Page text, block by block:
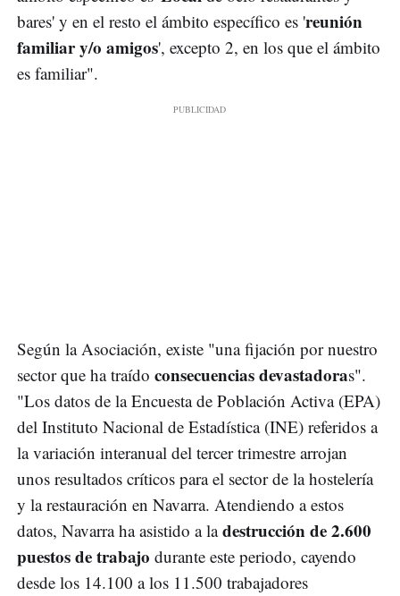
bares' y en el resto el ámbito específico es 'reunión
familiar y/o amigos', excepto 2, en los que el ámbito
es familiar".
Según la Asociación, existe "una fijación por nuestro
sector que ha traído consecuencias devastadoras".
"Los datos de la Encuesta de Población Activa (EPA)
del Instituto Nacional de Estadística (INE) referidos a
la variación interanual del tercer trimestre arrojan
unos resultados críticos para el sector de la hostelería
y la restauración en Navarra. Atendiendo a estos
datos, Navarra ha asistido a ladestrucción de 2.600
puestos de trabajo durante este periodo, cayendo
desde los 14.100 a los 11.500 trabajadores